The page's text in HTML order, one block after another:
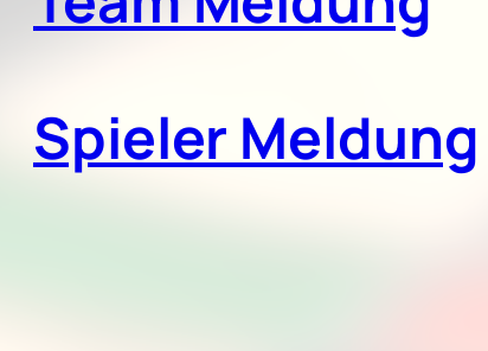
Spieler Meldung